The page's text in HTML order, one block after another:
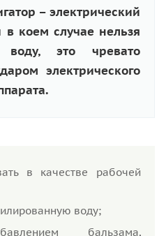
– электрический
в коем случае нельзя
это чревато
электрического
в качестве рабочей
воду;
бальзама,